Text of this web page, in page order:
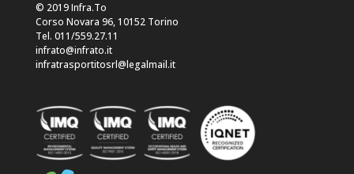
© 2019 Infra.To
Corso Novara 96, 10152 Torino
Tel. 011/559.27.11
infrato@infrato.it
infratrasportitosrl@legalmail.it